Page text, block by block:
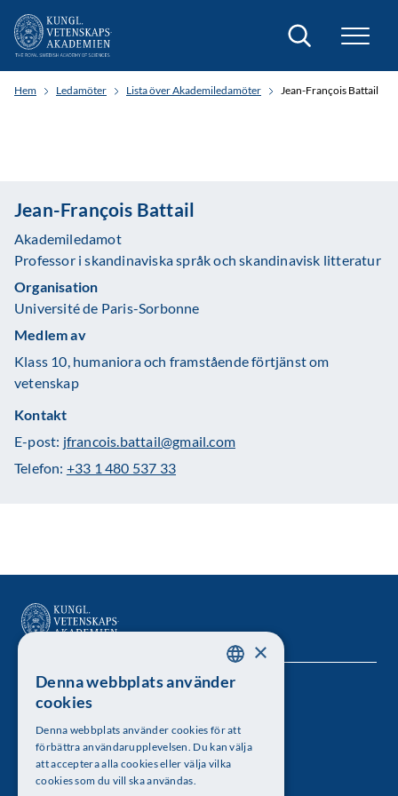
Sök
Hem Ledamöter Lista över Akademiledamöter Jean-François Battail
Jean-François Battail
Akademiledamot
Professor i skandinaviska språk och skandinavisk litteratur
Organisation
Université de Paris-Sorbonne
Medlem av
Klass 10, humaniora och framstående förtjänst om
vetenskap
Kontakt
E-post: jfrancois.battail@gmail.com
Telefon: +33 1 480 537 33
Kungl. Vetenskapsakademien
Besöksadress: Lilla Frescativägen 4A
Telefon: 08-673 95 00
SWEDISH
×
Denna webbplats använder
cookies
Denna webbplats använder cookies för att
förbättra användarupplevelsen. Du kan välja
att acceptera alla cookies eller välja vilka
cookies som du vill ska användas.